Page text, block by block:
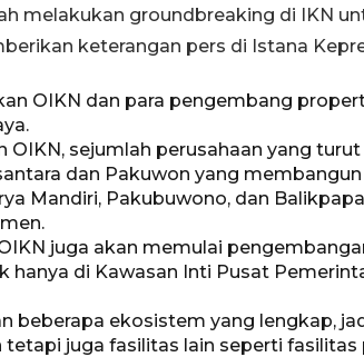
melakukan groundbreaking di IKN
keterangan pers di Istana
OIKN dan para pengembang
OIKN, sejumlah perusahaan yang
dan Pakuwon yang
Mandiri, Pakubuwono, dan
juga akan memulai
hanya di Kawasan Inti Pusat
beberapa ekosistem yang lengkap,
juga fasilitas lain seperti fasilitas